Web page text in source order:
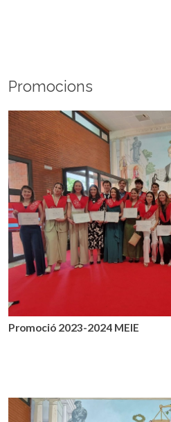
Promocions
Promoció 2023-2024 MEIE